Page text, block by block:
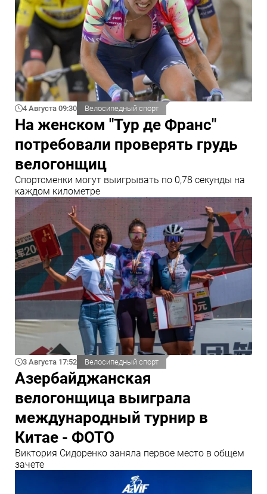
4 Августа 09:30 Велосипедный спорт
На женском "Тур де Франс"
потребовали проверять грудь
велогонщиц
Спортсменки могут выигрывать по 0,78 секунды на
каждом километре
3 Августа 17:52 Велосипедный спорт
Азербайджанская
велогонщица выиграла
международный турнир в
Китае - ФОТО
Виктория Сидоренко заняла первое место в общем
зачете